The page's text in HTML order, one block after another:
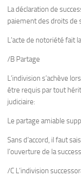
La déclaration de
paiement des droits de
L’acte de notoriété fait
/B Partage
L’indivision s’achève
être requis par tout
judiciaire:
Le partage amiable
Sans d’accord, il faut
l’ouverture de la
/C L’indivision